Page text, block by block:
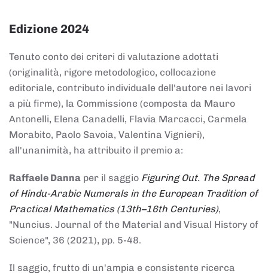
Edizione 2024
Tenuto conto dei criteri di valutazione adottati
(originalità, rigore metodologico, collocazione
editoriale, contributo individuale dell'autore nei lavori
a più firme), la Commissione (composta da Mauro
Antonelli, Elena Canadelli, Flavia Marcacci, Carmela
Morabito, Paolo Savoia, Valentina Vignieri),
all'unanimità, ha attribuito il premio a:
Raffaele Danna per il saggio Figuring Out. The Spread
of Hindu-Arabic Numerals in the European Tradition of
Practical Mathematics (13th–16th Centuries),
"Nuncius. Journal of the Material and Visual History of
Science", 36 (2021), pp. 5-48.
Il saggio, frutto di un'ampia e consistente ricerca